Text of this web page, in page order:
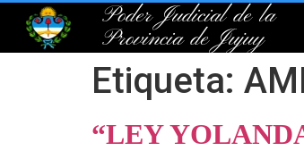
Poder Judicial de la
Provincia de Jujuy
Etiqueta:
“LEY